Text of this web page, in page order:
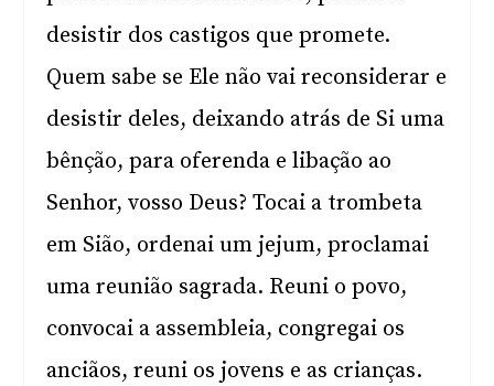
desistir dos castigos que promete.
Quem sabe se Ele não vai reconsiderar e
desistir deles, deixando atrás de Si uma
bênção, para oferenda e libação ao
Senhor, vosso Deus? Tocai a trombeta
em Sião, ordenai um jejum, proclamai
uma reunião sagrada. Reuni o povo,
convocai a assembleia, congregai os
anciãos, reuni os jovens e as crianças.